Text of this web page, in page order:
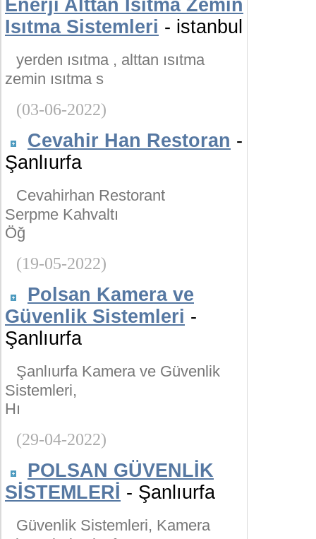
Enerji Alttan Isıtma Zemin
Isıtma Sistemleri - istanbul
yerden ısıtma , alttan ısıtma
zemin ısıtma s
(03-06-2022)
Cevahir Han Restoran -
Şanlıurfa
Cevahirhan Restorant
Serpme Kahvaltı
Öğ
(19-05-2022)
Polsan Kamera ve
Güvenlik Sistemleri -
Şanlıurfa
Şanlıurfa Kamera ve Güvenlik
Sistemleri,
Hı
(29-04-2022)
POLSAN GÜVENLİK
SİSTEMLERİ - Şanlıurfa
Güvenlik Sistemleri, Kamera